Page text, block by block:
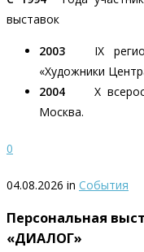
выставок
2003 IХ
«Художники
2004 Х
Москва.
0
04.08.2026 in События
Персональная
«ДИАЛОГ»